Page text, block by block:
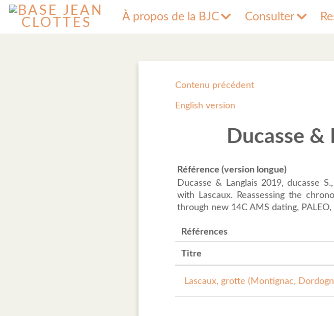
À propos de la BJC Consulter
Contenu précédent
English version
Ducasse &
Référence (version longue)
Ducasse & Langlais 2019, ducasse
with Lascaux. Reassessing the
through new 14C AMS dating,
Références
Titre
Lascaux, grotte (Montignac,